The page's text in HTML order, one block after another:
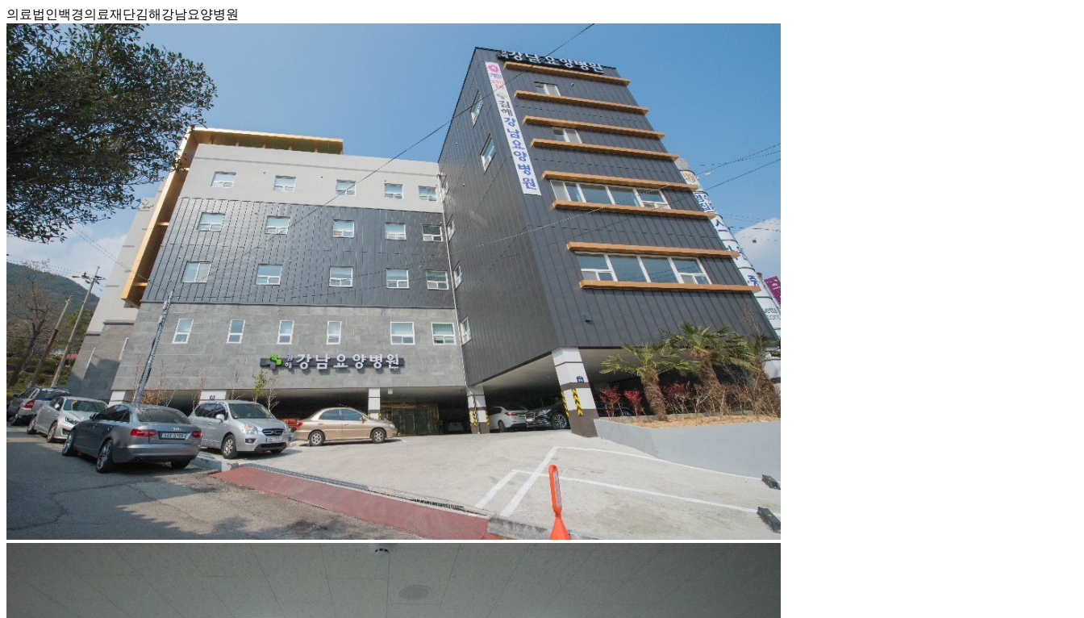
의료법인백경의료재단김해강남요양병원